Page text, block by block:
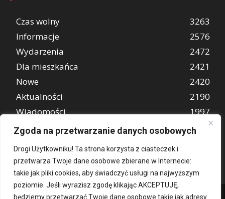
Zgoda na przetwarzanie danych osobowych
Drogi Użytkowniku! Ta strona korzysta z ciasteczek i
przetwarza Twoje dane osobowe zbierane w Internecie:
takie jak pliki cookies, aby świadczyć usługi na najwyższym
poziomie. Jeśli wyrazisz zgodę klikając AKCEPTUJĘ,
będziemy przetwarzać Twoje dane osobowe takie jak adresy
Czas wolny
3263
Informacje
2576
Wydarzenia
2472
Dla mieszkańca
2421
Nowe
2420
Aktualności
2190
Wiadomości
1997
REKLAMA
849